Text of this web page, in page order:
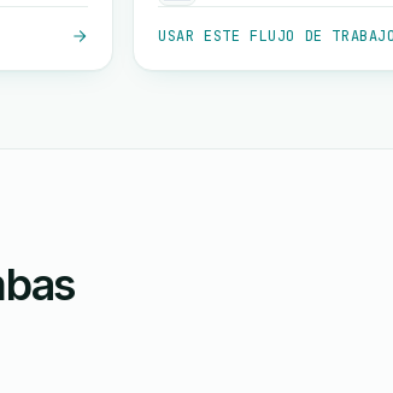
USAR ESTE FLUJO DE